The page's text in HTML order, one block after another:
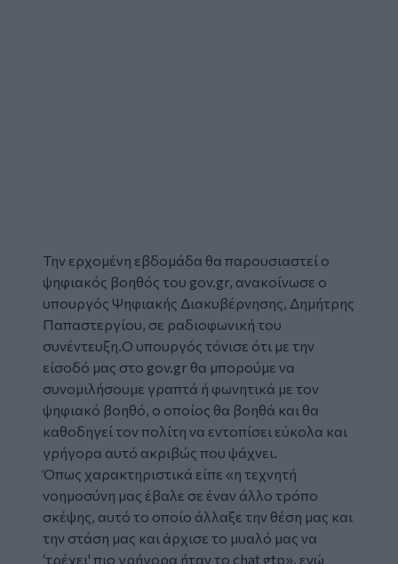
Την ερχομένη εβδομάδα θα παρουσιαστεί ο
ψηφιακός βοηθός του gov.gr, ανακοίνωσε ο
υπουργός Ψηφιακής Διακυβέρνησης, Δημήτρης
Παπαστεργίου, σε ραδιοφωνική του
συνέντευξη.Ο υπουργός τόνισε ότι με την
είσοδό μας στο gov.gr θα μπορούμε να
συνομιλήσουμε γραπτά ή φωνητικά με τον
ψηφιακό βοηθό, ο οποίος θα βοηθά και θα
καθοδηγεί τον πολίτη να εντοπίσει εύκολα και
γρήγορα αυτό ακριβώς που ψάχνει.
Όπως χαρακτηριστικά είπε «η τεχνητή
νοημοσύνη μας έβαλε σε έναν άλλο τρόπο
σκέψης, αυτό το οποίο άλλαξε την θέση μας και
την στάση μας και άρχισε το μυαλό μας να
‘τρέχει' πιο γρήγορα ήταν το chat gtp», ενώ